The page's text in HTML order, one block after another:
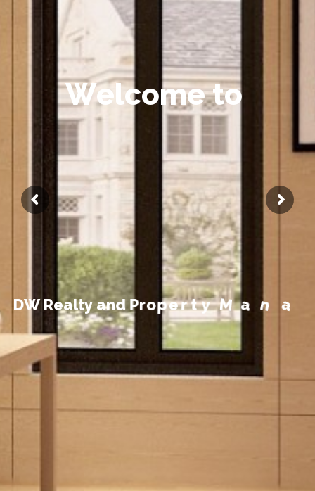
Welcome to
DW Realtyand PropertyManag em en